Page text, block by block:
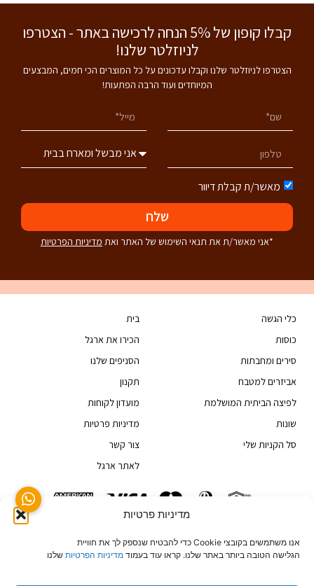
מדיניות פרטיות
אנו משתמשים בקובצי Cookie כדי להבטיח שנספק לך את חוויית
הגלישה הטובה ביותר באתר שלנו. קראו עוד בעמודמדיניות הפרטיות שלנו
קבלו קופון של 5% הנחה לרכישה באתר - הצטרפו
לניוזלטר שלנו!
הצטרפו לניוזלטר שלנו וקבלו עדכונים על כל המוצרים הכי חמים, המבצעים
המיוחדים ועוד הרבה הפתעות!
מאשר/ת קבלת דיוור
שלח
*אני מאשר/ת את תנאי השימוש של האתר ואת מדיניות הפרטיות
כלי הגשה
כוסות
סירים ומחבתות
אביזרים למטבח
לפיצה הביתית המושלמת
שונות
סל הקניות שלי
בית
הכירו את ארגל
הסניפים שלנו
תקנון
מועדון לקוחות
מדיניות פרטיות
צור קשר
לאתר ארגל